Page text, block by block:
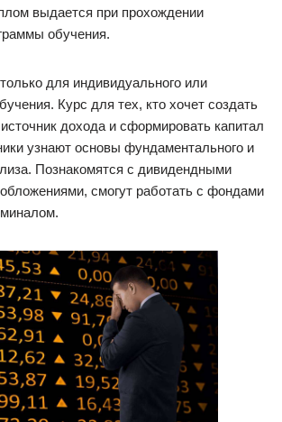
выдается при прохождении
обучения.
для индивидуального или
Курс для тех, кто хочет создать
дохода и сформировать капитал
узнают основы фундаментального и
Познакомятся с дивидендными
смогут работать с фондами